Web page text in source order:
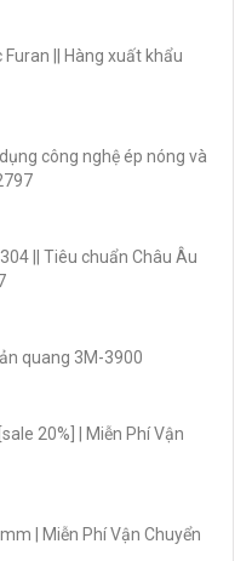
|| Hàng xuất khẩu
công nghệ ép nóng và
|| Tiêu chuẩn Châu Âu
quang 3M-3900
20%] | Miễn Phí Vận
| Miễn Phí Vận Chuyển